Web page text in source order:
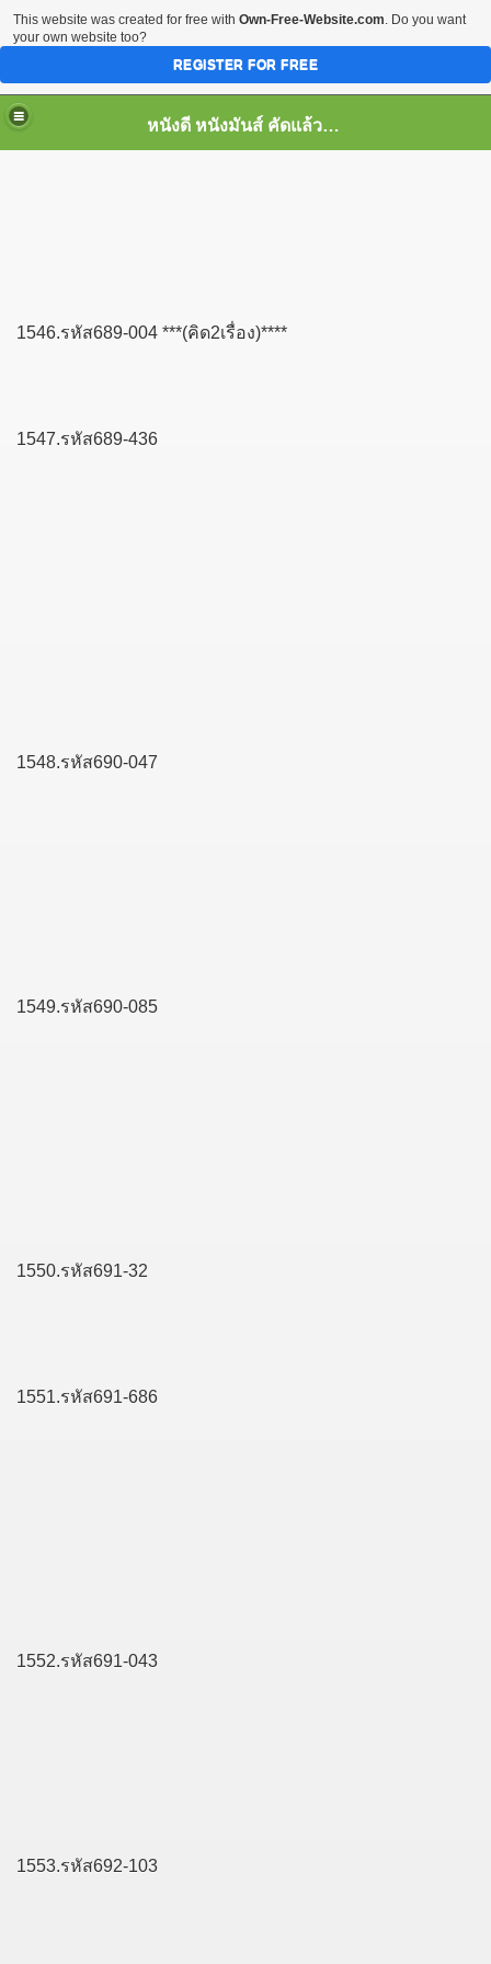
หนังดี หนังมันส์ คัดแล้ว เพื่อคุณ
1546.รหัส689-004 ***(คิด2เรื่อง)****
1547.รหัส689-436
1548.รหัส690-047
1549.รหัส690-085
1550.รหัส691-32
1551.รหัส691-686
1552.รหัส691-043
1553.รหัส692-103
This website was created for free with Own-Free-Website.com. Do you want
your own website too?
REGISTER FOR FREE